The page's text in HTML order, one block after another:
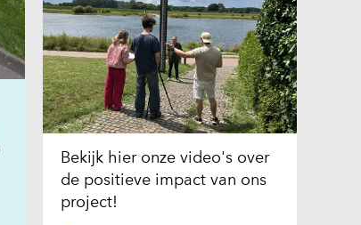
Bekijk hier onze video's over
de positieve impact van ons
project!